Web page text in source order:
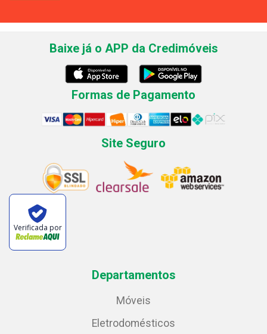
Baixe já o APP da Credimóveis
Formas de Pagamento
Site Seguro
Verificada por
Departamentos
Móveis
Eletrodomésticos